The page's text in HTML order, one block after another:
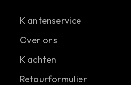
Klantenservice
Over ons
Klachten
Retourformulier